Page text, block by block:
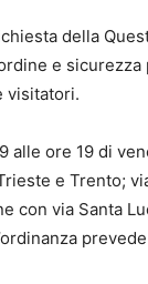
della
e sicurezza
visitatori.
alle ore 19 di
e Trento;
con via Santa